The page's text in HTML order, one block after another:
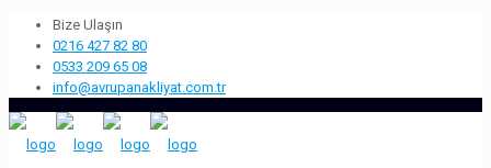
Bize Ulaşın
0216 427 82 80
0533 209 65 08
info@avrupanakliyat.com.tr